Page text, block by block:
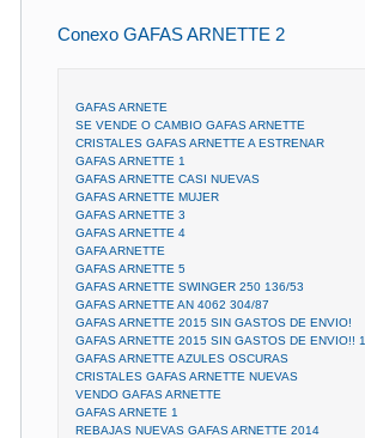
Conexo GAFAS ARNETTE 2
GAFAS ARNETE
SE VENDE O CAMBIO GAFAS ARNETTE
CRISTALES GAFAS ARNETTE A ESTRENAR
GAFAS ARNETTE 1
GAFAS ARNETTE CASI NUEVAS
GAFAS ARNETTE MUJER
GAFAS ARNETTE 3
GAFAS ARNETTE 4
GAFA ARNETTE
GAFAS ARNETTE 5
GAFAS ARNETTE SWINGER 250 136/53
GAFAS ARNETTE AN 4062 304/87
GAFAS ARNETTE 2015 SIN GASTOS DE ENVIO!
GAFAS ARNETTE 2015 SIN GASTOS DE ENVIO!! 1
GAFAS ARNETTE AZULES OSCURAS
CRISTALES GAFAS ARNETTE NUEVAS
VENDO GAFAS ARNETTE
GAFAS ARNETE 1
REBAJAS NUEVAS GAFAS ARNETTE 2014